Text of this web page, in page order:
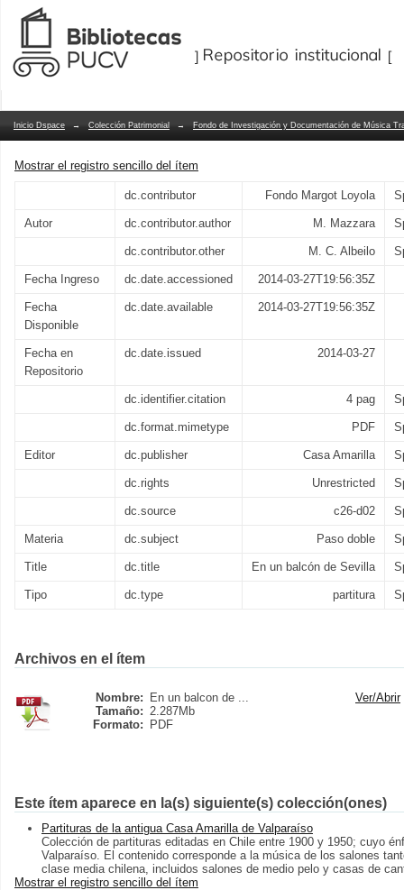
En un balcón de Sevilla
Repositorio Dspace/Manakin
Inicio Dspace → Colección Patrimonial → Fondo de Investigación y Documentación de Música
Mostrar el registro sencillo del ítem
dc.contributor Fondo Margot Loyola
Autor dc.contributor.author M. Mazzara
dc.contributor.other M. C. Albeilo
Fecha Ingreso dc.date.accessioned 2014-03-27T19:56:35Z
Fecha
Disponible
dc.date.available 2014-03-27T19:56:35Z
Fecha en
Repositorio
dc.date.issued 2014-03-27
dc.identifier.citation 4 pag
dc.format.mimetype PDF
Editor dc.publisher Casa Amarilla
dc.rights Unrestricted
dc.source c26-d02
Materia dc.subject Paso doble
Title dc.title En un balcón de Sevilla
Tipo dc.type partitura
Archivos en el ítem
Nombre:
En un balcon de ...
Tamaño: 2.287Mb
Formato:
PDF
Ver/Abrir
Este ítem aparece en la(s) siguiente(s) colección(ones)
Partituras de la antigua Casa Amarilla de Valparaíso
Colección de partituras editadas en Chile entre 1900 y 1950; cuyo
Valparaíso. El contenido corresponde a la música de los salones
clase media chilena, incluidos salones de medio pelo y casas de
Mostrar el registro sencillo del ítem